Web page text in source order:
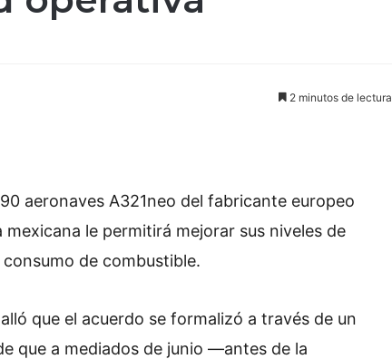
2 minutos de lectura
aeronaves A321neo del fabricante europeo
le permitirá mejorar sus niveles de
de combustible.
que el acuerdo se formalizó a través de un
que a mediados de junio —antes de la